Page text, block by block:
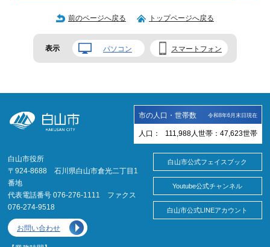
前のページへ戻る トップページへ戻る
表示 パソコン スマートフォン
市の人口・世帯数 令和8年6月末日現在
人口： 111,988 人 世帯： 47,623世帯
白山市役所
〒924-8688 石川県白山市倉光二丁目1
番地
代表電話番号 076-276-1111 ファクス
076-274-9518
お問い合わせ
白山市公式フェイスブック
Youtube公式チャンネル
白山市公式LINEアカウント